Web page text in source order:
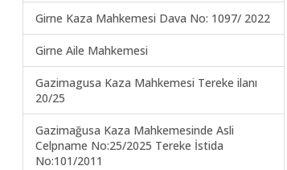
Girne Kaza Mahkemesi Dava No: 1097/ 2022
Girne Aile Mahkemesi
Gazimagusa Kaza Mahkemesi Tereke ilanı
20/25
Gazimağusa Kaza Mahkemesinde Asli
Celpname No:25/2025 Tereke İstida
No:101/2011